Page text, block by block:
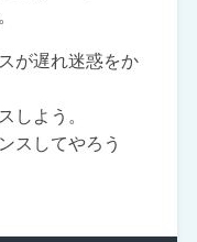
が遅れ迷惑をか
しよう。
スしてやろう